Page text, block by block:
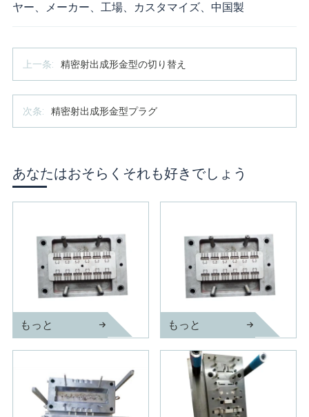
ヤー、メーカー、工場、カスタマイズ、中国製
上一条: 精密射出成形金型の切り替え
次条: 精密射出成形金型プラグ
あなたはおそらくそれも好きでしょう
もっと
ランプソケット射出成形金型
もっと
スレッド射出成形金型付きホルダー